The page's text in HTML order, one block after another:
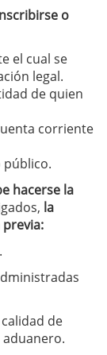
o
el cual se
legal.
de quien
corriente
público.
hacerse la
la
de